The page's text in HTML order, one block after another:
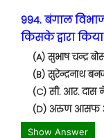
994. बंगाल
किसके द्वारा
(A) सुभाष चन्द्र
(B) सुरेन्द्रनाथ
(C) सी. आर. दास
(D) अरुण आसफ
Show Answer